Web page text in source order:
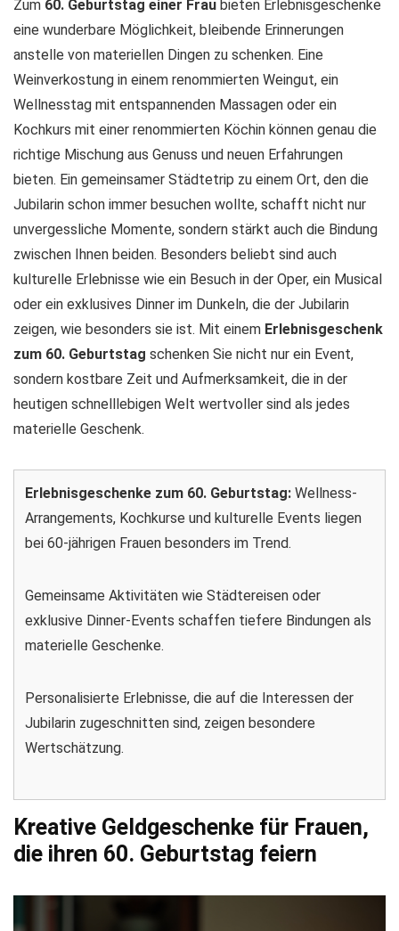
Zum 60. Geburtstag einer Frau bieten Erlebnisgeschenke
eine wunderbare Möglichkeit, bleibende Erinnerungen
anstelle von materiellen Dingen zu schenken. Eine
Weinverkostung in einem renommierten Weingut, ein
Wellnesstag mit entspannenden Massagen oder ein
Kochkurs mit einer renommierten Köchin können genau die
richtige Mischung aus Genuss und neuen Erfahrungen
bieten. Ein gemeinsamer Städtetrip zu einem Ort, den die
Jubilarin schon immer besuchen wollte, schafft nicht nur
unvergessliche Momente, sondern stärkt auch die Bindung
zwischen Ihnen beiden. Besonders beliebt sind auch
kulturelle Erlebnisse wie ein Besuch in der Oper, ein Musical
oder ein exklusives Dinner im Dunkeln, die der Jubilarin
zeigen, wie besonders sie ist. Mit einem Erlebnisgeschenk
zum 60. Geburtstag schenken Sie nicht nur ein Event,
sondern kostbare Zeit und Aufmerksamkeit, die in der
heutigen schnelllebigen Welt wertvoller sind als jedes
materielle Geschenk.
Erlebnisgeschenke zum 60. Geburtstag: Wellness-
Arrangements, Kochkurse und kulturelle Events liegen
bei 60-jährigen Frauen besonders im Trend.
Gemeinsame Aktivitäten wie Städtereisen oder
exklusive Dinner-Events schaffen tiefere Bindungen als
materielle Geschenke.
Personalisierte Erlebnisse, die auf die Interessen der
Jubilarin zugeschnitten sind, zeigen besondere
Wertschätzung.
Kreative Geldgeschenke für Frauen,
die ihren 60. Geburtstag feiern